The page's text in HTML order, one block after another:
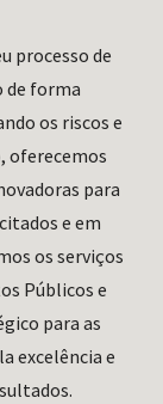
processo de
de forma
os riscos e
oferecemos
para
e em
os serviços
Públicos e
para as
excelência e